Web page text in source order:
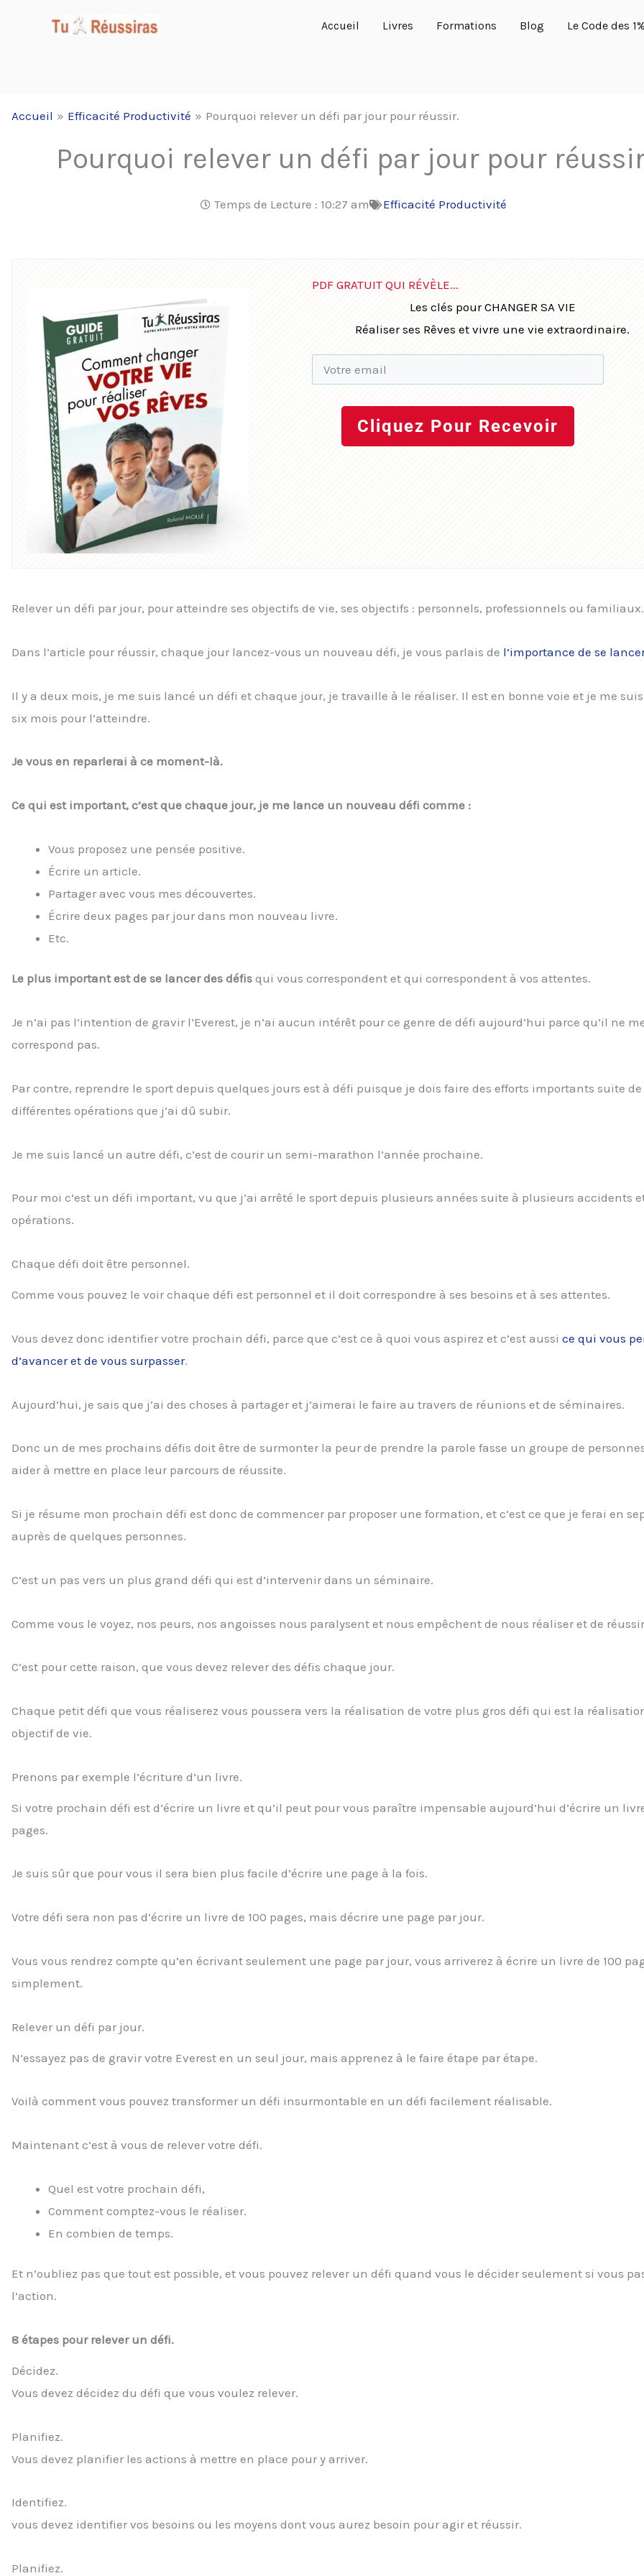
Accueil Livres Formations Blog Le Code des
Accueil Efficacité Productivité Pourquoi relever un défi par jour pour réussir.
Pourquoi relever un défi par jour pour
Temps de Lecture : 10:27 am Efficacité Productivité
PDF GRATUIT QUI RÉVÈLE...
Les clés pour CHANGER SA VIE
Réaliser ses Rêves et vivre une vie extraordinaire.
Cliquez Pour Recevoir
Relever un défi par jour, pour atteindre ses objectifs de vie, ses objectifs : personnels, professionnels ou familiaux.
Dans l’article pour réussir, chaque jour lancez-vous un nouveau défi, je vous parlais de l’importance de se
Il y a deux mois, je me suis lancé un défi et chaque jour, je travaille à le réaliser. Il est en bonne voie et je me
six mois pour l’atteindre.
Je vous en reparlerai à ce moment-là.
Ce qui est important, c’est que chaque jour, je me lance un nouveau défi comme :
Vous proposez une pensée positive.
Écrire un article.
Partager avec vous mes découvertes.
Écrire deux pages par jour dans mon nouveau livre.
Etc.
Le plus important est de se lancer des défis qui vous correspondent et qui correspondent à vos attentes.
Je n’ai pas l’intention de gravir l’Everest, je n’ai aucun intérêt pour ce genre de défi aujourd’hui parce qu’il ne
correspond pas.
Par contre, reprendre le sport depuis quelques jours est à défi puisque je dois faire des efforts importants suite de
différentes opérations que j’ai dû subir.
Je me suis lancé un autre défi, c’est de courir un semi-marathon l’année prochaine.
Pour moi c’est un défi important, vu que j’ai arrêté le sport depuis plusieurs années suite à plusieurs accidents
opérations.
Chaque défi doit être personnel.
Comme vous pouvez le voir chaque défi est personnel et il doit correspondre à ses besoins et à ses attentes.
Vous devez donc identifier votre prochain défi, parce que c’est ce à quoi vous aspirez et c’est aussi ce qui vous
d’avancer et de vous surpasser.
Aujourd’hui, je sais que j’ai des choses à partager et j’aimerai le faire au travers de réunions et de séminaires.
Donc un de mes prochains défis doit être de surmonter la peur de prendre la parole fasse un groupe de
aider à mettre en place leur parcours de réussite.
Si je résume mon prochain défi est donc de commencer par proposer une formation, et c’est ce que je ferai en
auprès de quelques personnes.
C’est un pas vers un plus grand défi qui est d’intervenir dans un séminaire.
Comme vous le voyez, nos peurs, nos angoisses nous paralysent et nous empêchent de nous réaliser et de
C’est pour cette raison, que vous devez relever des défis chaque jour.
Chaque petit défi que vous réaliserez vous poussera vers la réalisation de votre plus gros défi qui est la
objectif de vie.
Prenons par exemple l’écriture d’un livre.
Si votre prochain défi est d’écrire un livre et qu’il peut pour vous paraître impensable aujourd’hui d’écrire un
pages.
Je suis sûr que pour vous il sera bien plus facile d’écrire une page à la fois.
Votre défi sera non pas d’écrire un livre de 100 pages, mais décrire une page par jour.
Vous vous rendrez compte qu’en écrivant seulement une page par jour, vous arriverez à écrire un livre de 100
simplement.
Relever un défi par jour.
N’essayez pas de gravir votre Everest en un seul jour, mais apprenez à le faire étape par étape.
Voilà comment vous pouvez transformer un défi insurmontable en un défi facilement réalisable.
Maintenant c’est à vous de relever votre défi.
Quel est votre prochain défi,
Comment comptez-vous le réaliser.
En combien de temps.
Et n’oubliez pas que tout est possible, et vous pouvez relever un défi quand vous le décider seulement si vous
l’action.
8 étapes pour relever un défi.
Décidez.
Vous devez décidez du défi que vous voulez relever.
Planifiez.
Vous devez planifier les actions à mettre en place pour y arriver.
Identifiez.
vous devez identifier vos besoins ou les moyens dont vous aurez besoin pour agir et réussir.
Planifiez.